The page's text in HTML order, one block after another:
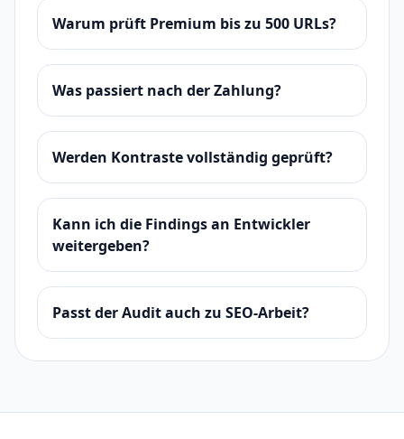
Warum prüft Premium bis zu 500 URLs?
Was passiert nach der Zahlung?
Werden Kontraste vollständig geprüft?
Kann ich die Findings an Entwickler
weitergeben?
Passt der Audit auch zu SEO-Arbeit?